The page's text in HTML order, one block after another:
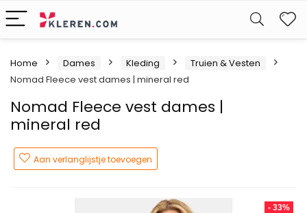
Home Dames Kleding
Truien & Vesten
Nomad Fleece vest dames | mineral red
Nomad Fleece vest dames |
mineral red
Aan verlanglijstje toevoegen
- 33%